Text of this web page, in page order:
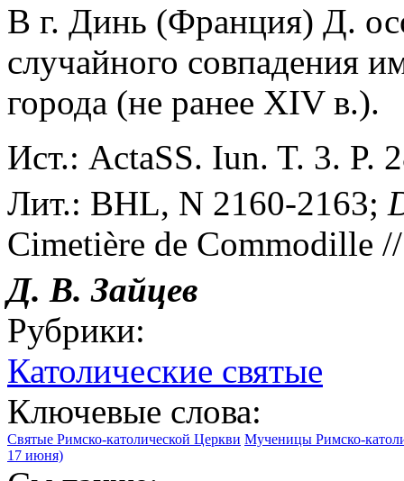
В г. Динь (Франция) Д.
случайного совпадения
города (не ранее XIV в.).
Ист.: ActaSS. Iun. T. 3. P.
Лит.: BHL, N 2160-2163;
Cimetière de Commodille
Д. В.Зайцев
Рубрики:
Католические святые
Ключевые слова:
Святые Римско-католической Церкви Мученицы Римско-
17 июня)